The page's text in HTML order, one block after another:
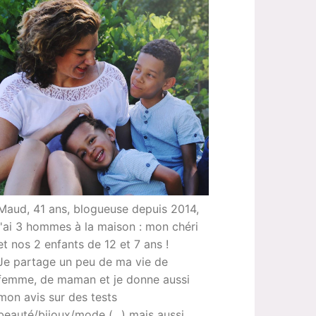
41 ans, blogueuse depuis 2014,
3 hommes à la maison : mon chéri
nos 2 enfants de 12 et 7 ans !
partage un peu de ma vie de
de maman et je donne aussi
avis sur des tests